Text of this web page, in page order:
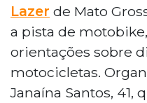
Lazer de Mato
a pista de
orientações sobre
motocicletas.
Janaína Santos, 41,